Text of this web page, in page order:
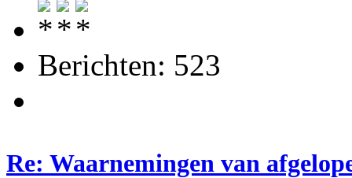
Berichten: 523
Re: Waarnemingen van